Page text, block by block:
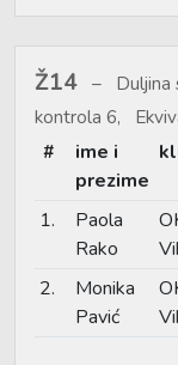
Ž14
kontrola 6,
#
ime i
prezime
1.
Paola
Rako
2.
Monika
Pavić